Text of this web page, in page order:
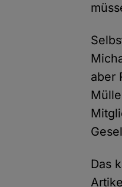
aber
Das